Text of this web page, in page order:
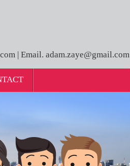
| Email. adam.zaye@gmail.com